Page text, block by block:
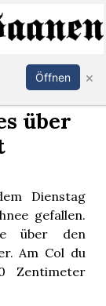
über
Dienstag
gefallen.
über den
Am Col du
Zentimeter
Öffnen ×